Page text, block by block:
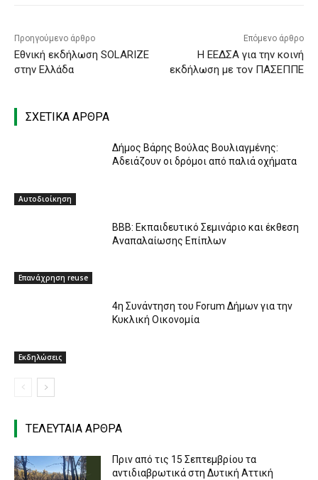
Προηγούμενο άρθρο
Εθνική εκδήλωση SOLARIZE
στην Ελλάδα
Επόμενο άρθρο
Η ΕΕΔΣΑ για την κοινή
εκδήλωση με τον ΠΑΣΕΠΠΕ
ΣΧΕΤΙΚΑ ΑΡΘΡΑ
Αυτοδιοίκηση
Δήμος Βάρης Βούλας Βουλιαγμένης:
Αδειάζουν οι δρόμοι από παλιά οχήματα
Επανάχρηση reuse
ΒΒΒ: Εκπαιδευτικό Σεμινάριο και έκθεση
Αναπαλαίωσης Επίπλων
Eκδηλώσεις
4η Συνάντηση του Forum Δήμων για την
Κυκλική Οικονομία
ΤΕΛΕΥΤΑΙΑ ΑΡΘΡΑ
Πριν από τις 15 Σεπτεμβρίου τα
αντιδιαβρωτικά στη Δυτική Αττική